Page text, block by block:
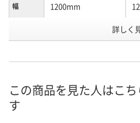
幅 1200mm
ブ
号
お届け日
詳しく
この商品を見た人はこ
す